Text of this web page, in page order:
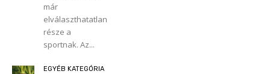
már
elválaszthatatlan
része a
sportnak. Az...
EGYÉB KATEGÓRIA